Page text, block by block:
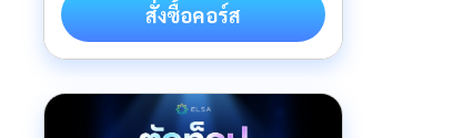
สั่งซื้อคอร์ส